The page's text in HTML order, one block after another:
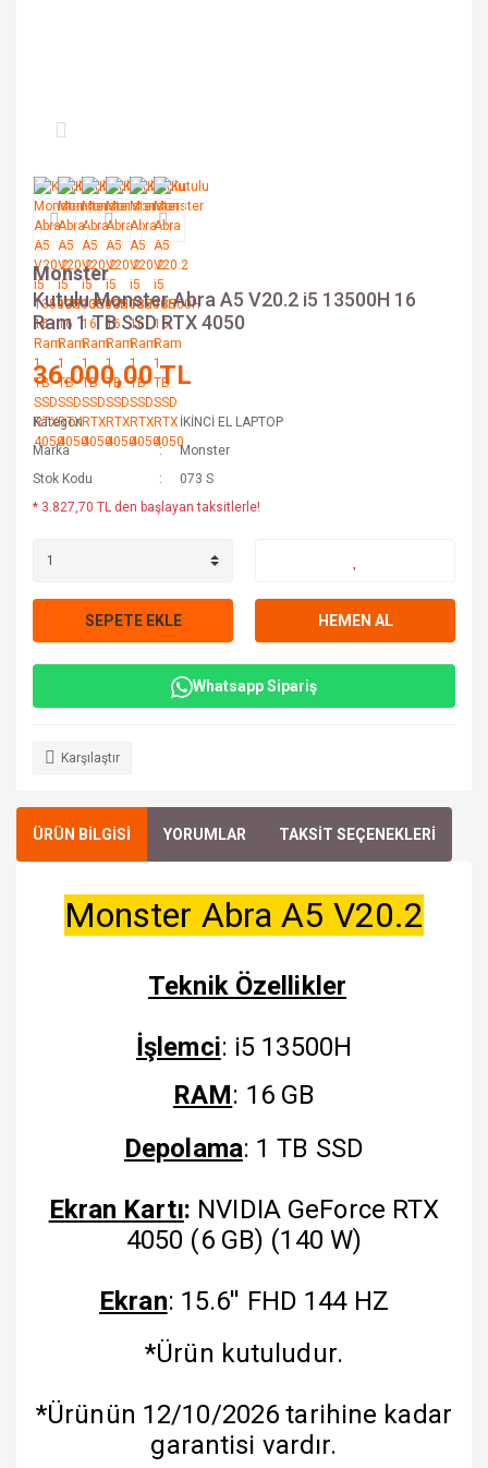
Monster
Kutulu Monster Abra A5 V20.2 i5 13500H 16
Ram 1 TB SSD RTX 4050
36.000,00 TL
Kategori
İKİNCİ EL LAPTOP
Marka
Monster
Stok Kodu
073 S
* 3.827,70 TL den başlayan taksitlerle!
SEPETE EKLE HEMEN AL
Whatsapp Sipariş
Karşılaştır
ÜRÜN BİLGİSİ YORUMLAR TAKSİT SEÇENEKLERİ
Monster Abra A5 V20.2
Teknik Özellikler
İşlemci: i5 13500H
RAM: 16 GB
Depolama: 1 TB SSD
Ekran Kartı: NVIDIA GeForce RTX
4050 (6 GB) (140 W)
Ekran: 15.6'' FHD 144 HZ
*Ürün kutuludur.
*Ürünün 12/10/2026 tarihine kadar
garantisi vardır.